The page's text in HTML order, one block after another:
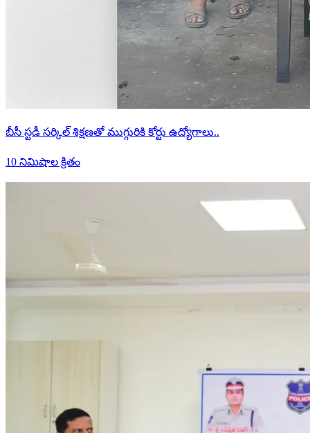
బీసీ స్టడీ సర్కిల్ శిక్షణతో ముగ్గురికి కోర్టు ఉద్యోగాలు..
10 నిమిషాల క్రితం